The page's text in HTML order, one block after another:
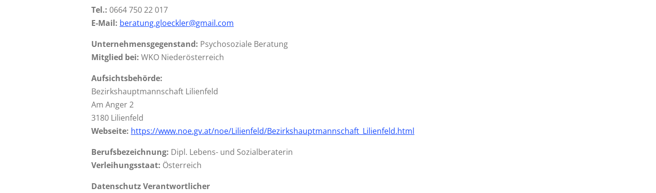
Tel.: 0664 750 22 017
E-Mail: beratung.gloeckler@gmail.com
Unternehmensgegenstand: Psychosoziale Beratung
Mitglied bei: WKO Niederösterreich
Aufsichtsbehörde:
Bezirkshauptmannschaft Lilienfeld
Am Anger 2
3180 Lilienfeld
Webseite: https://www.noe.gv.at/noe/Lilienfeld/Bezirkshauptmannschaft_Lilienfeld.html
Berufsbezeichnung: Dipl. Lebens- und Sozialberaterin
Verleihungsstaat: Österreich
Datenschutz Verantwortlicher